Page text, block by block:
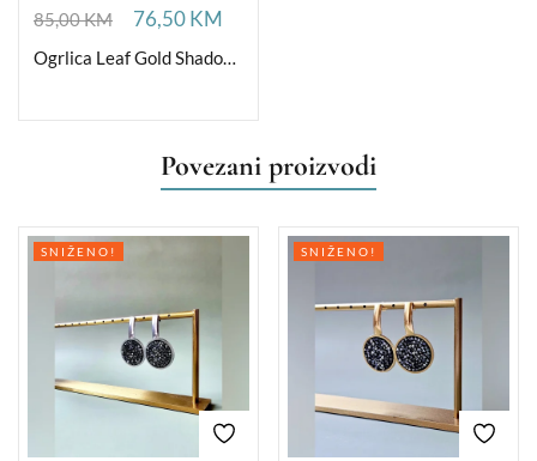
85,00KM 76,50KM
Ogrlica Leaf Gold Shadow Ag
Povezani proizvodi
SNIŽENO! SNIŽENO!